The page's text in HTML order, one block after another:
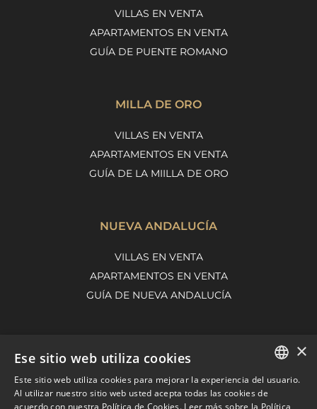
VILLAS EN VENTA
APARTAMENTOS EN VENTA
GUÍA DE PUENTE ROMANO
MILLA DE ORO
VILLAS EN VENTA
APARTAMENTOS EN VENTA
GUÍA DE LA MIILLA DE ORO
NUEVA ANDALUCÍA
VILLAS EN VENTA
APARTAMENTOS EN VENTA
GUÍA DE NUEVA ANDALUCÍA
VILLAS EN VENTA
APARTAMENTOS EN VENTA
×
Ese sitio web utiliza cookies
Este sitio web utiliza cookies para mejorar la experiencia del usuario.
Al utilizar nuestro sitio web usted acepta todas las cookies de
acuerdo con nuestra Política de Cookies. Leer más sobre la Política